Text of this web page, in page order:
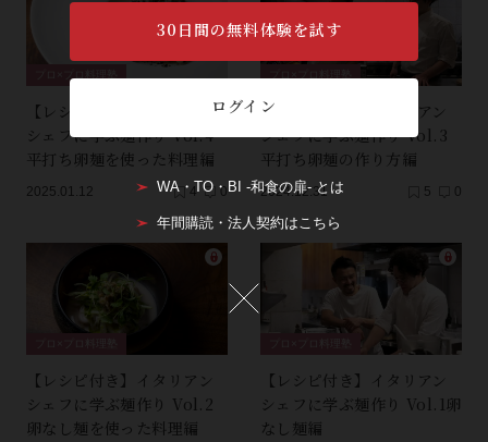
【レシピ付き】イタリアン
シェフに学ぶ麺作り Vol.4
平打ち卵麺を使った料理編
2025.01.12 4 0
【レシピ付き】イタリアン
シェフに学ぶ麺作り Vol.3
平打ち卵麺の作り方編
2024.12.31 5 0
【レシピ付き】イタリアン
シェフに学ぶ麺作り Vol.2
卵なし麺を使った料理編
【レシピ付き】イタリアン
シェフに学ぶ麺作り Vol.1卵
なし麺編
30日間の無料体験を試す
ログイン
WA・TO・BI -和食の扉- とは
年間購読・法人契約はこちら